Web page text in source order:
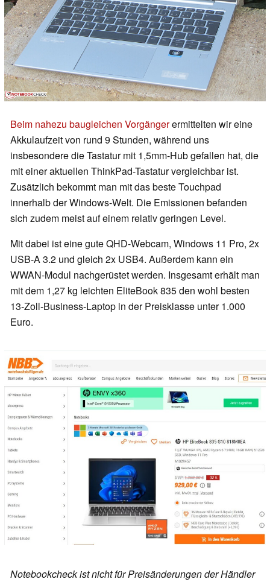
Beim nahezu baugleichen Vorgängerermittelten wir eine
Akkulaufzeit von rund 9 Stunden, während uns
insbesondere die Tastatur mit 1,5mm-Hub gefallen hat, die
mit einer aktuellen ThinkPad-Tastatur vergleichbar ist.
Zusätzlich bekommt man mit das beste Touchpad
innerhalb der Windows-Welt. Die Emissionen befanden
sich zudem meist auf einem relativ geringen Level.
Mit dabei ist eine gute QHD-Webcam, Windows 11 Pro, 2x
USB-A 3.2 und gleich 2x USB4. Außerdem kann ein
WWAN-Modul nachgerüstet werden. Insgesamt erhält man
mit dem 1,27 kg leichten EliteBook 835 den wohl besten
13-Zoll-Business-Laptop in der Preisklasse unter 1.000
Euro.
Notebookcheck ist nicht für Preisänderungen der Händler